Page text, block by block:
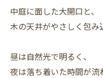
中庭に面した大開口と、
木の天井がやさしく包み
昼は自然光で明るく、
夜は落ち着いた時間が流